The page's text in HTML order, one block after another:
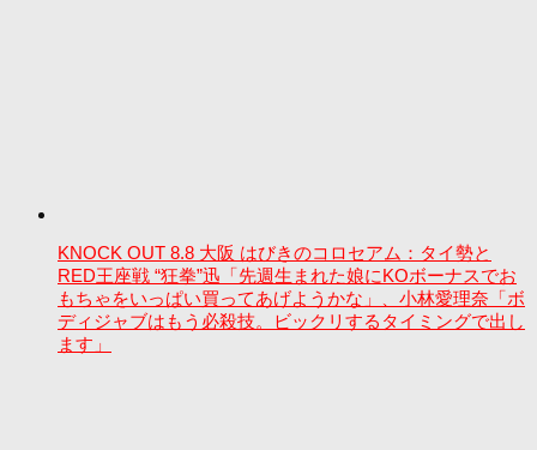
KNOCK OUT 8.8 大阪 はびきのコロセアム：タイ勢と
RED王座戦 “狂拳”迅「先週生まれた娘にKOボーナスでお
もちゃをいっぱい買ってあげようかな」、小林愛理奈「ボ
ディジャブはもう必殺技。ビックリするタイミングで出し
ます」